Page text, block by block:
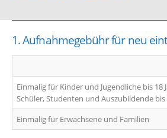
1. Aufnahmegebühr für neu
Einmalig für Kinder und Jugendliche bis 18
Schüler, Studenten und Auszubildende bis
Einmalig für Erwachsene und Familien